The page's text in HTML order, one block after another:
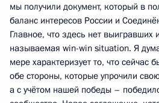
мы получили документ, который в
баланс интересов России и
Главное, что здесь нет выигравших
называемая win-win situation. Я
мере характеризует то, что сейчас
обе стороны, которые упрочили
а с учётом нашей победы –